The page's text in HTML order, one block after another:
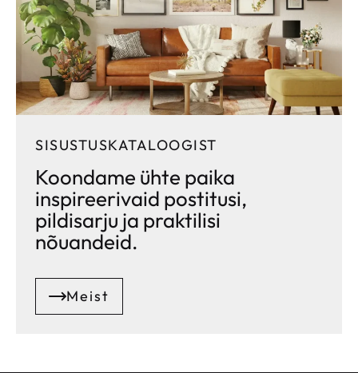
SISUSTUSKATALOOGIST
Koondame ühte paika
inspireerivaid postitusi,
pildisarju ja praktilisi
nõuandeid.
Meist